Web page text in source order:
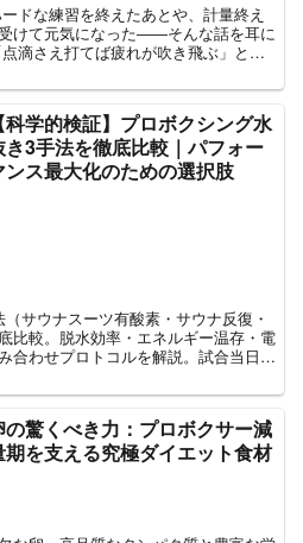
ドな練習を終えたあとや、計量終え
けて元気になった――そんな話を耳に
滴さえ打てば疲れが吹き飛ぶ」と思
【科学的検証】プロボクシング水
き3手法を徹底比較｜パフォー
ンス最大化のための選択肢
サウナスーツ有酸素・サウナ反復・
比較。脱水効率・エネルギー温存・電
合わせプロトコルを解説。試合当日の
の驚くべき力：プロボクサー減
期を支える究極ダイエット食材